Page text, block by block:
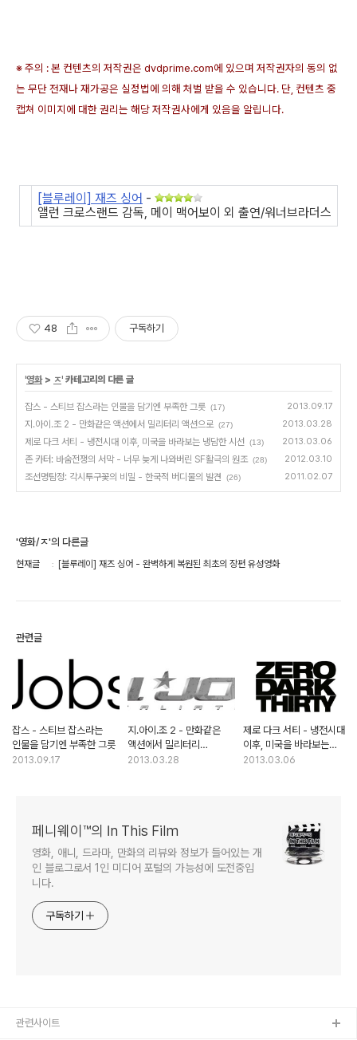
※ 주의 : 본 컨텐츠의 저작권은 dvdprime.com에 있으며 저작권자의 동의 없
는 무단 전재나 재가공은 실정법에 의해 처벌 받을 수 있습니다. 단, 컨텐츠 중
캡쳐 이미지에 대한 권리는 해당 저작권사에게 있음을 알립니다.
[블루레이] 재즈 싱어 -
앨런 크로스랜드 감독, 메이 맥어보이 외 출연/워너브라더스
48 구독하기
'영화> ㅈ' 카테고리의 다른 글
잡스 - 스티브 잡스라는 인물을 담기엔 부족한 그릇 (17) 2013.09.17
지.아이.조 2 - 만화같은 액션에서 밀리터리 액션으로 (27) 2013.03.28
제로 다크 서티 - 냉전시대 이후, 미국을 바라보는 냉담한 시선 (13) 2013.03.06
존 카터: 바숨전쟁의 서막 - 너무 늦게 나와버린 SF활극의 원조 (28) 2012.03.10
조선명탐정: 각시투구꽃의 비밀 - 한국적 버디물의 발견 (26) 2011.02.07
'영화/ㅈ'의 다른글
현재글 [블루레이] 재즈 싱어 - 완벽하게 복원된 최초의 장편 유성영화
관련글
잡스 - 스티브 잡스라는
인물을 담기엔 부족한 그릇
2013.09.17
지.아이.조 2 - 만화같은
액션에서 밀리터리
액션으로
2013.03.28
제로 다크 서티 - 냉전시대
이후, 미국을 바라보는
냉담한 시선
2013.03.06
페니웨이™의 In This Film
영화, 애니, 드라마, 만화의 리뷰와 정보가 들어있는 개
인 블로그로서 1인 미디어 포털의 가능성에 도전중입
니다.
구독하기
관련사이트